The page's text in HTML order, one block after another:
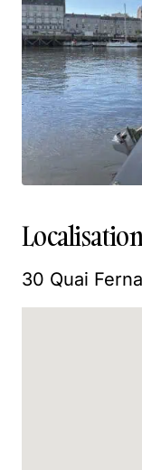
30 Quai